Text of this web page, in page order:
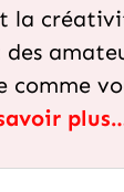
la
comme